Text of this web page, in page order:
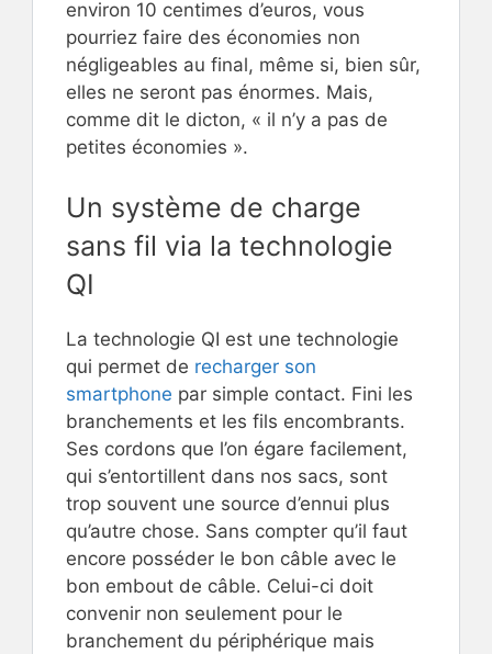
environ 10 centimes d’euros, vous
pourriez faire des économies non
négligeables au final, même si, bien sûr,
elles ne seront pas énormes. Mais,
comme dit le dicton, « il n’y a pas de
petites économies ».
Un système de charge
sans fil via la technologie
QI
La technologie QI est une technologie
qui permet de recharger son
smartphone par simple contact. Fini les
branchements et les fils encombrants.
Ses cordons que l’on égare facilement,
qui s’entortillent dans nos sacs, sont
trop souvent une source d’ennui plus
qu’autre chose. Sans compter qu’il faut
encore posséder le bon câble avec le
bon embout de câble. Celui-ci doit
convenir non seulement pour le
branchement du périphérique mais